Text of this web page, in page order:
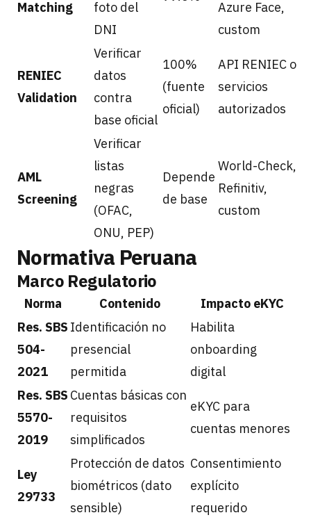
Matching
foto del
DNI
Azure Face,
custom
RENIEC
Validation
Verificar
datos
contra
base oficial
100%
(fuente
oficial)
API RENIEC o
servicios
autorizados
AML
Screening
Verificar
listas
negras
(OFAC,
ONU, PEP)
Depende
de base
World-Check,
Refinitiv,
custom
Normativa Peruana
Marco Regulatorio
Norma Contenido
Impacto eKYC
Res. SBS
504-
2021
Identificación no
presencial
permitida
Habilita
onboarding
digital
Res. SBS
5570-
2019
Cuentas básicas con
requisitos
simplificados
eKYC para
cuentas menores
Ley
29733
Protección de datos
biométricos (dato
sensible)
Consentimiento
explícito
requerido